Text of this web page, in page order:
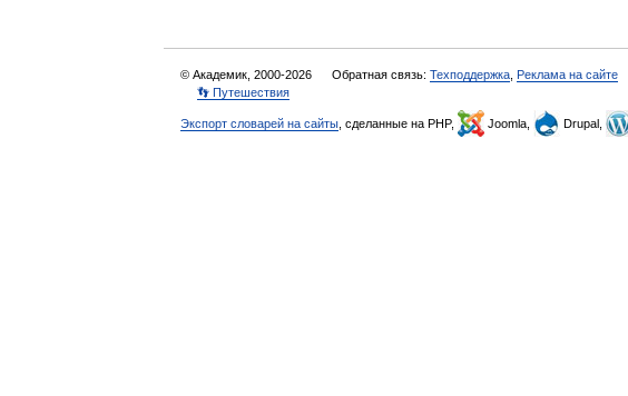
© Академик, 2000-2026 Обратная связь: Техподдержка Реклама на сайте
👣 Путешествия
Экспорт словарей на сайты , сделанные на PHP, Joomla, Drupal,